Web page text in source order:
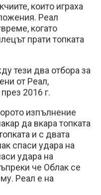
които играха
Реал
когато
прати топката
тези два отбора за
от Реал,
2016 г.
изпълнение
да вкара топката
и с двата
спаси удара на
удара на
че Облак се
Реал е на